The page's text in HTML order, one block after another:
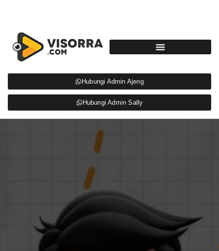
Hubungi Admin Ajeng
Hubungi Admin Sally